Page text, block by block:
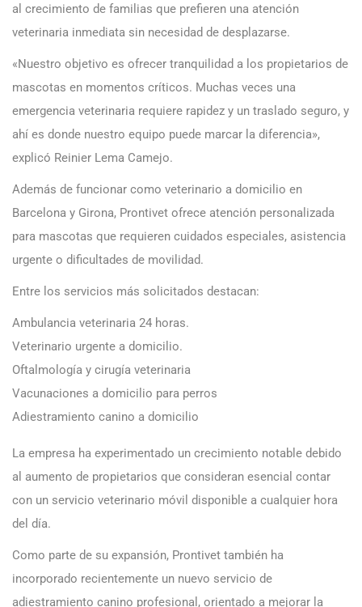
al crecimiento de familias que prefieren una atención
veterinaria inmediata sin necesidad de desplazarse.
«Nuestro objetivo es ofrecer tranquilidad a los propietarios de
mascotas en momentos críticos. Muchas veces una
emergencia veterinaria requiere rapidez y un traslado seguro, y
ahí es donde nuestro equipo puede marcar la diferencia»,
explicó Reinier Lema Camejo.
Además de funcionar como veterinario a domicilio en
Barcelona y Girona, Prontivet ofrece atención personalizada
para mascotas que requieren cuidados especiales, asistencia
urgente o dificultades de movilidad.
Entre los servicios más solicitados destacan:
Ambulancia veterinaria 24 horas.
Veterinario urgente a domicilio.
Oftalmología y cirugía veterinaria
Vacunaciones a domicilio para perros
Adiestramiento canino a domicilio
La empresa ha experimentado un crecimiento notable debido
al aumento de propietarios que consideran esencial contar
con un servicio veterinario móvil disponible a cualquier hora
del día.
Como parte de su expansión, Prontivet también ha
incorporado recientemente un nuevo servicio de
adiestramiento canino profesional, orientado a mejorar la